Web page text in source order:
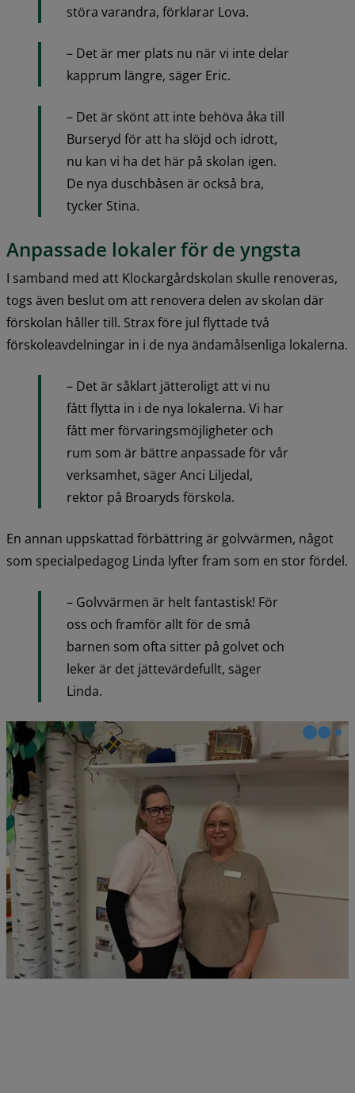
störa varandra, förklarar Lova.
– Det är mer plats nu när vi inte delar
kapprum längre, säger Eric.
– Det är skönt att inte behöva åka till
Burseryd för att ha slöjd och idrott,
nu kan vi ha det här på skolan igen.
De nya duschbåsen är också bra,
tycker Stina.
Anpassade lokaler för de yngsta
I samband med att Klockargårdskolan skulle renoveras,
togs även beslut om att renovera delen av skolan där
förskolan håller till. Strax före jul flyttade två
förskoleavdelningar in i de nya ändamålsenliga lokalerna.
– Det är såklart jätteroligt att vi nu
fått flytta in i de nya lokalerna. Vi har
fått mer förvaringsmöjligheter och
rum som är bättre anpassade för vår
verksamhet, säger Anci Liljedal,
rektor på Broaryds förskola.
En annan uppskattad förbättring är golvvärmen, något
som specialpedagog Linda lyfter fram som en stor fördel.
– Golvvärmen är helt fantastisk! För
oss och framför allt för de små
barnen som ofta sitter på golvet och
leker är det jättevärdefullt, säger
Linda.